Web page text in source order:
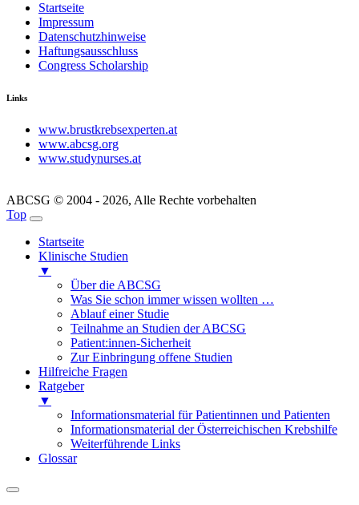
Startseite
Impressum
Datenschutzhinweise
Haftungsausschluss
Congress Scholarship
Links
www.brustkrebsexperten.at
www.abcsg.org
www.studynurses.at
ABCSG © 2004 - 2026, Alle Rechte vorbehalten
Top
Startseite
Klinische Studien
▼
Über die ABCSG
Was Sie schon immer wissen wollten …
Ablauf einer Studie
Teilnahme an Studien der ABCSG
Patient:innen-Sicherheit
Zur Einbringung offene Studien
Hilfreiche Fragen
Ratgeber
▼
Informationsmaterial für Patientinnen und Patienten
Informationsmaterial der Österreichischen Krebshilfe
Weiterführende Links
Glossar